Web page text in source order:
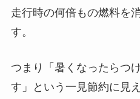
走行時の何倍もの燃料を
す。
つまり「暑くなったらつ
す」という一見節約に見